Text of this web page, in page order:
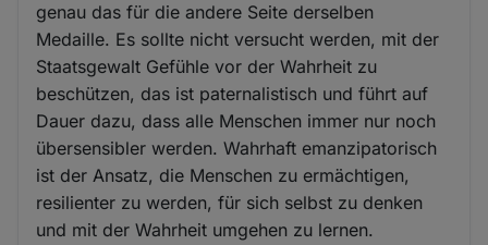
genau das für die andere Seite derselben
Medaille. Es sollte nicht versucht werden, mit der
Staatsgewalt Gefühle vor der Wahrheit zu
beschützen, das ist paternalistisch und führt auf
Dauer dazu, dass alle Menschen immer nur noch
übersensibler werden. Wahrhaft emanzipatorisch
ist der Ansatz, die Menschen zu ermächtigen,
resilienter zu werden, für sich selbst zu denken
und mit der Wahrheit umgehen zu lernen.